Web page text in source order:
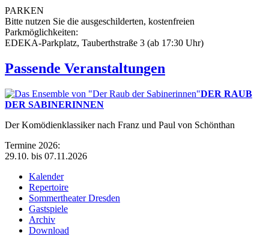
PARKEN
Bitte nutzen Sie die ausgeschilderten, kostenfreien
Parkmöglichkeiten:
EDEKA-Parkplatz, Tauberthstraße 3 (ab 17:30 Uhr)
Passende Veranstaltungen
DER RAUB
DER SABINERINNEN
Der Komödienklassiker nach Franz und Paul von Schönthan
Termine 2026:
29.10. bis 07.11.2026
Kalender
Repertoire
Sommertheater Dresden
Gastspiele
Archiv
Download